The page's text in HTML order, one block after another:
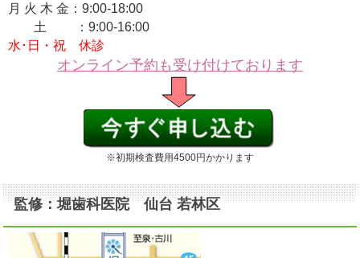
月 火 木 金：9:00-18:00
土 ：9:00-16:00
水･日・祝 休診
オンライン予約も受け付けております
※初期検査費用4500円かかります
監修：堀歯科医院 仙台 若林区